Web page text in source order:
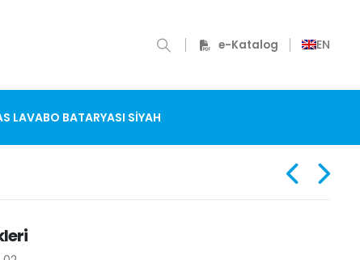
e-Katalog EN
LAVABO BATARYASI SIYAH